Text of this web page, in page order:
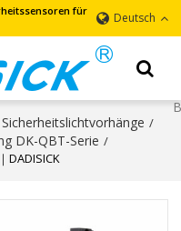
für
Deutsch
Sicherheitslichtvorhänge /
DK-QBT-Serie /
DADISICK